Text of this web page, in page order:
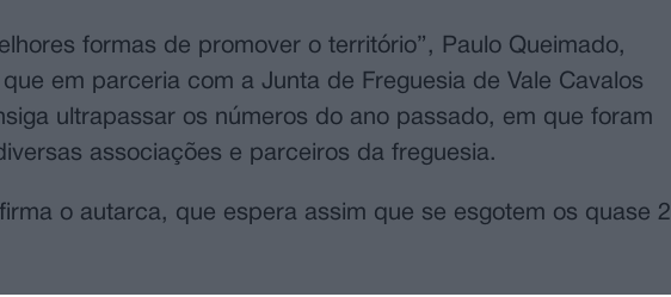
formas de promover o território”, Paulo Queimado,
em parceria com a Junta de Freguesia de Vale Cavalos
ultrapassar os números do ano passado, em que foram
associações e parceiros da freguesia.
o autarca, que espera assim que se esgotem os quase 2